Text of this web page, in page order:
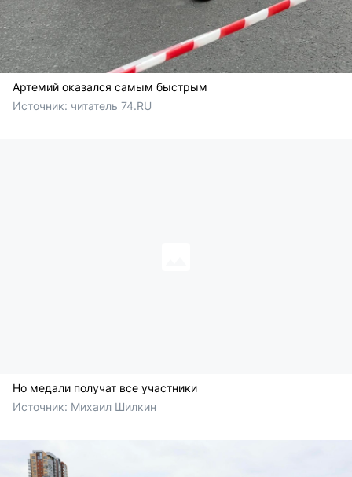
Артемий оказался самым быстрым
Источник: читатель 74.RU
Но медали получат все участники
Источник: Михаил Шилкин